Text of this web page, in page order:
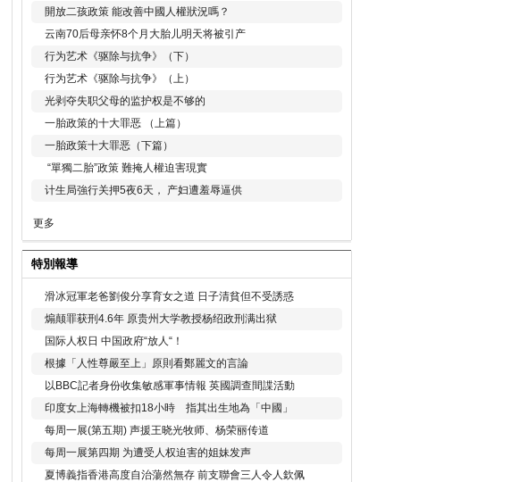
開放二孩政策 能改善中國人權狀況嗎？
云南70后母亲怀8个月大胎儿明天将被引产
行为艺术《驱除与抗争》（下）
行为艺术《驱除与抗争》（上）
光剥夺失职父母的监护权是不够的
一胎政策的十大罪恶 （上篇）
一胎政策十大罪恶（下篇）
“單獨二胎”政策 難掩人權迫害現實
计生局強行关押5夜6天， 产妇遭羞辱逼供
更多
特別報導
滑冰冠軍老爸劉俊分享育女之道 日子清貧但不受誘惑
煽颠罪获刑4.6年 原贵州大学教授杨绍政刑满出狱
国际人权日 中国政府“放人“！
根據「人性尊嚴至上」原則看鄭麗文的言論
以BBC記者身份收集敏感軍事情報 英國調查間諜活動
印度女上海轉機被扣18小時 指其出生地為「中國」
每周一展(第五期) 声援王晓光牧师、杨荣丽传道
每周一展第四期 为遭受人权迫害的姐妹发声
夏博義指香港高度自治蕩然無存 前支聯會三人令人欽佩